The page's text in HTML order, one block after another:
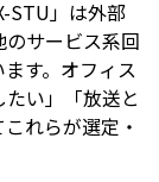
STU」は外部
サービス系回
す。オフィス
い」「放送と
れらが選定・